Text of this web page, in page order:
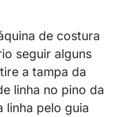
de costura
seguir alguns
a tampa da
linha no pino da
linha pelo guia